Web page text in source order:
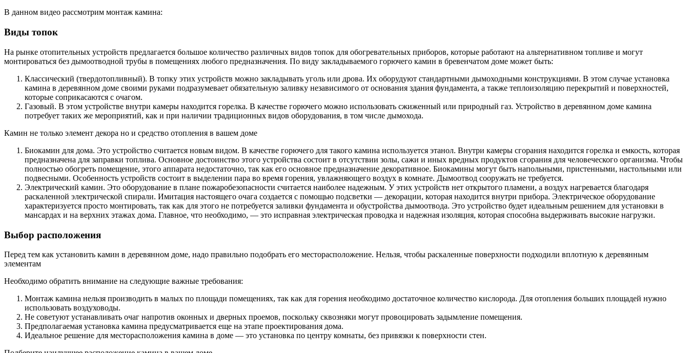
В данном видео рассмотрим монтаж камина:
Виды топок
На рынке отопительных устройств предлагается большое количество различных видов топок для обогревательных приборов, которые работают на альтернативном топливе и могут
монтироваться без дымоотводной трубы в помещениях любого предназначения. По виду закладываемого горючего камин в бревенчатом доме может быть:
Классический (твердотопливный). В топку этих устройств можно закладывать уголь или дрова. Их оборудуют стандартными дымоходными конструкциями. В этом случае установка
камина в деревянном доме своими руками подразумевает обязательную заливку независимого от основания здания фундамента, а также теплоизоляцию перекрытий и поверхностей,
которые соприкасаются с очагом.
Газовый. В этом устройстве внутри камеры находится горелка. В качестве горючего можно использовать сжиженный или природный газ. Устройство в деревянном доме камина
потребует таких же мероприятий, как и при наличии традиционных видов оборудования, в том числе дымохода.
Камин не только элемент декора но и средство отопления в вашем доме
Биокамин для дома. Это устройство считается новым видом. В качестве горючего для такого камина используется этанол. Внутри камеры сгорания находится горелка и емкость, которая
предназначена для заправки топлива. Основное достоинство этого устройства состоит в отсутствии золы, сажи и иных вредных продуктов сгорания для человеческого организма. Чтобы
полностью обогреть помещение, этого аппарата недостаточно, так как его основное предназначение декоративное. Биокамины могут быть напольными, пристенными, настольными или
подвесными. Особенность устройств состоит в выделении пара во время горения, увлажняющего воздух в комнате. Дымоотвод сооружать не требуется.
Электрический камин. Это оборудование в плане пожаробезопасности считается наиболее надежным. У этих устройств нет открытого пламени, а воздух нагревается благодаря
раскаленной электрической спирали. Имитация настоящего очага создается с помощью подсветки — декорации, которая находится внутри прибора. Электрическое оборудование
характеризуется просто монтировать, так как для этого не потребуется заливки фундамента и обустройства дымоотвода. Это устройство будет идеальным решением для установки в
мансардах и на верхних этажах дома. Главное, что необходимо, — это исправная электрическая проводка и надежная изоляция, которая способна выдерживать высокие нагрузки.
Выбор расположения
Перед тем как установить камин в деревянном доме, надо правильно подобрать его месторасположение. Нельзя, чтобы раскаленные поверхности подходили вплотную к деревянным
элементам
Необходимо обратить внимание на следующие важные требования:
Монтаж камина нельзя производить в малых по площади помещениях, так как для горения необходимо достаточное количество кислорода. Для отопления больших площадей нужно
использовать воздуховоды.
Не советуют устанавливать очаг напротив оконных и дверных проемов, поскольку сквозняки могут провоцировать задымление помещения.
Предполагаемая установка камина предусматривается еще на этапе проектирования дома.
Идеальное решение для месторасположения камина в доме — это установка по центру комнаты, без привязки к поверхности стен.